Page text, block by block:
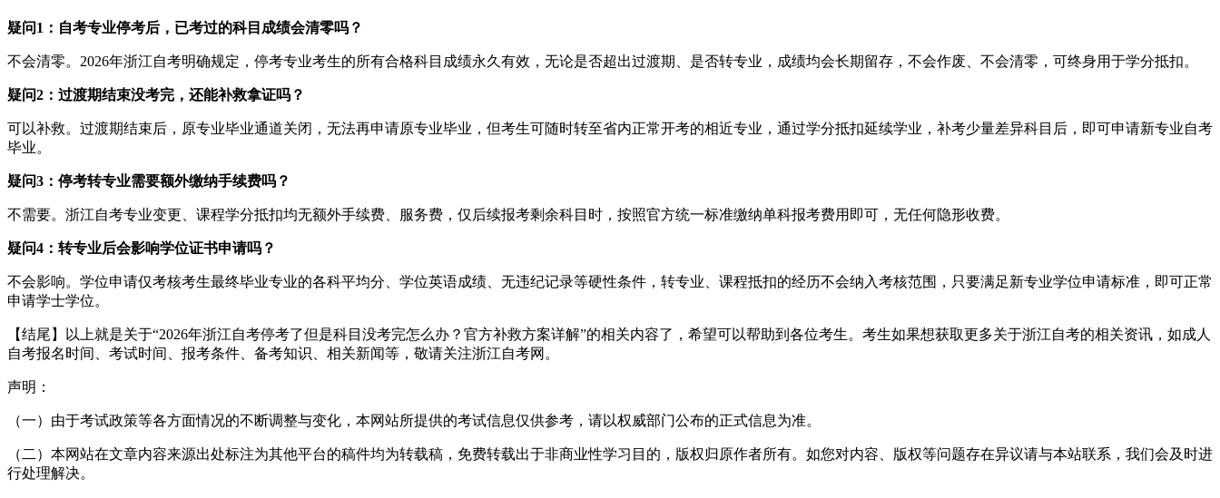
疑问1：自考专业停考后，已考过的科目成绩会清零吗？
不会清零。2026年浙江自考明确规定，停考专业考生的所有合格科目成绩永久有效，无论是否超出过渡期、是否转专业，成绩均会长期留存，不会作废、不会清零，可终身用于学分抵扣。
疑问2：过渡期结束没考完，还能补救拿证吗？
可以补救。过渡期结束后，原专业毕业通道关闭，无法再申请原专业毕业，但考生可随时转至省内正常开考的相近专业，通过学分抵扣延续学业，补考少量差异科目后，即可申请新专业自考
毕业。
疑问3：停考转专业需要额外缴纳手续费吗？
不需要。浙江自考专业变更、课程学分抵扣均无额外手续费、服务费，仅后续报考剩余科目时，按照官方统一标准缴纳单科报考费用即可，无任何隐形收费。
疑问4：转专业后会影响学位证书申请吗？
不会影响。学位申请仅考核考生最终毕业专业的各科平均分、学位英语成绩、无违纪记录等硬性条件，转专业、课程抵扣的经历不会纳入考核范围，只要满足新专业学位申请标准，即可正常
申请学士学位。
【结尾】以上就是关于“2026年浙江自考停考了但是科目没考完怎么办？官方补救方案详解”的相关内容了，希望可以帮助到各位考生。考生如果想获取更多关于浙江自考的相关资讯，如成人
自考报名时间、考试时间、报考条件、备考知识、相关新闻等，敬请关注浙江自考网。
声明：
（一）由于考试政策等各方面情况的不断调整与变化，本网站所提供的考试信息仅供参考，请以权威部门公布的正式信息为准。
（二）本网站在文章内容来源出处标注为其他平台的稿件均为转载稿，免费转载出于非商业性学习目的，版权归原作者所有。如您对内容、版权等问题存在异议请与本站联系，我们会及时进
行处理解决。